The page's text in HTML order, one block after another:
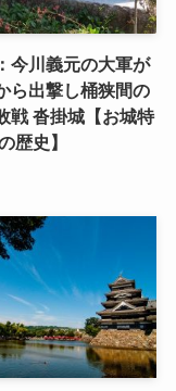
今川義元の大軍が
ら出撃し桶狭間の
戦 沓掛城【お城特
歴史】